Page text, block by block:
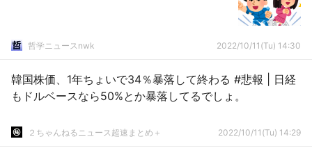
哲学ニュースnwk 2022/10/11(Tu) 14:30
韓国株価、1年ちょいで34％暴落して終わる #悲報 | 日経
もドルベースなら50%とか暴落してるでしょ。
２ちゃんねるニュース超速まとめ＋ 2022/10/11(Tu) 14:29